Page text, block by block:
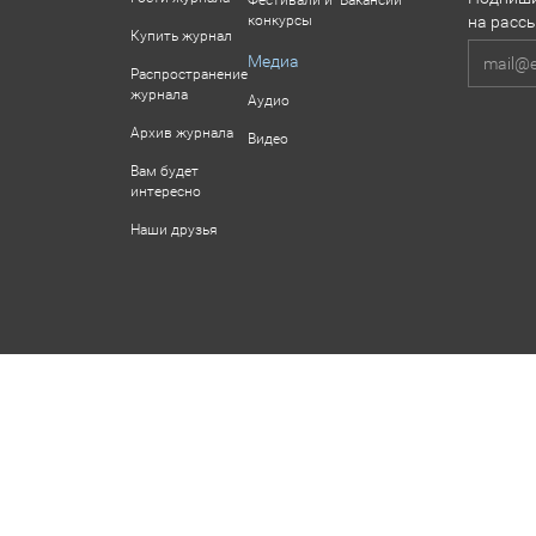
Купить журнал
Распространение
журнала
Архив журнала
Вам будет
интересно
Наши друзья
конкурсы
Медиа
Аудио
Видео
на